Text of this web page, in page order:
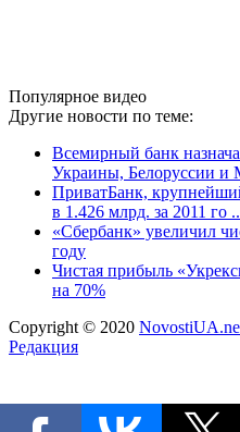
Популярное видео
Другие новости по теме:
Всемирный банк
Украины, Белоруссии и
ПриватБанк,
в 1.426 млрд. за 2011 го
«Сбербанк» увеличил
году
Чистая прибыль
на 70%
Copyright © 2020
Редакция